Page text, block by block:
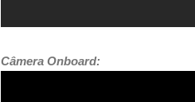
Câmera Onboard: